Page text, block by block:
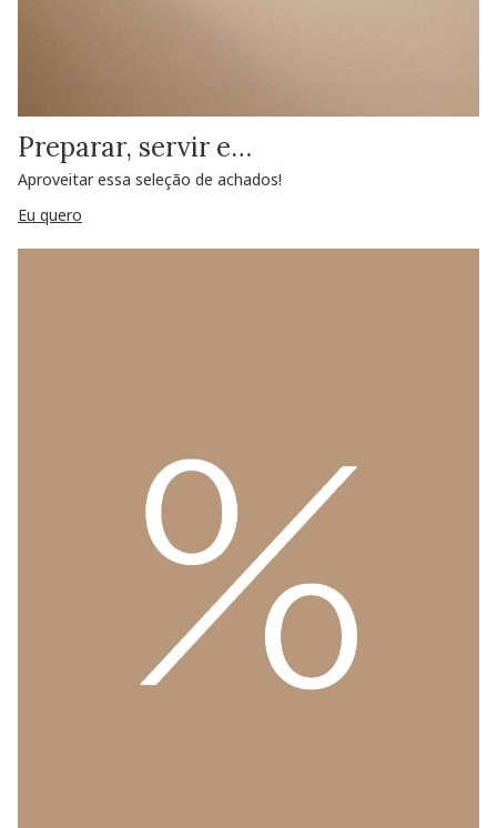
Preparar, servir e…
Aproveitar essa seleção de achados!
Eu quero